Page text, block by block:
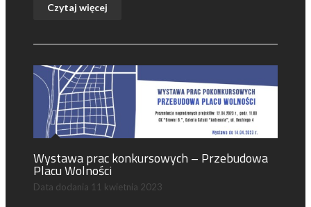
Czytaj więcej
Wystawa prac konkursowych – Przebudowa
Placu Wolności
Data dodania 11 kwietnia 2023